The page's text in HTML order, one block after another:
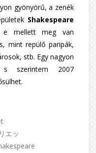
gyönyörű, a zenék
Shakespeare
mellett meg van
mint repülő paripák,
stb. Egy nagyon
s szerintem 2007
エッ